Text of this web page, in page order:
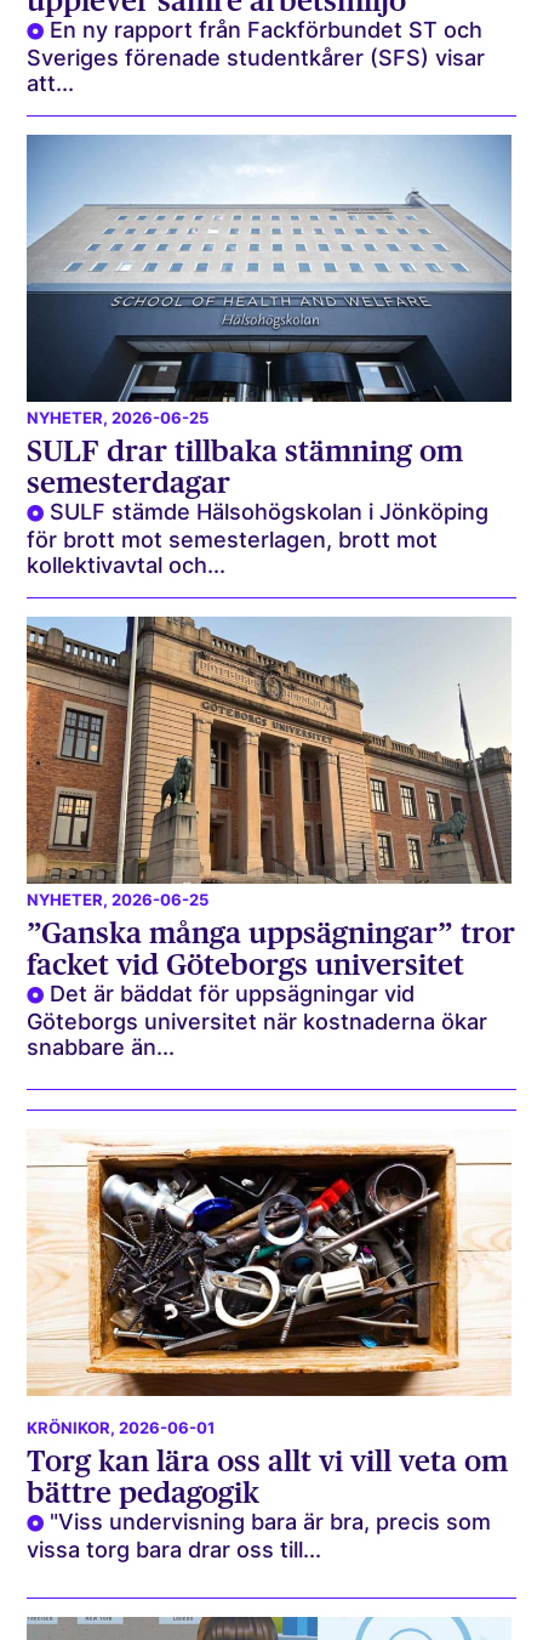
En ny rapport från Fackförbundet ST och
Sveriges förenade studentkårer (SFS) visar
att...
NYHETER, 2026-06-25
SULF drar tillbaka stämning om
semesterdagar
SULF stämde Hälsohögskolan i Jönköping
för brott mot semesterlagen, brott mot
kollektivavtal och...
NYHETER, 2026-06-25
”Ganska många uppsägningar” tror
facket vid Göteborgs universitet
Det är bäddat för uppsägningar vid
Göteborgs universitet när kostnaderna ökar
snabbare än...
KRÖNIKOR, 2026-06-01
Torg kan lära oss allt vi vill veta om
bättre pedagogik
"Viss undervisning bara är bra, precis som
vissa torg bara drar oss till...